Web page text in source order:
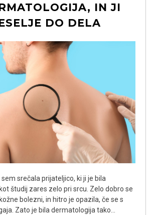
IN JI
DO DELA
sem srečala prijateljico, ki ji je bila
študij zares zelo pri srcu. Zelo dobro se
bolezni, in hitro je opazila, če se s
Zato je bila dermatologija tako…